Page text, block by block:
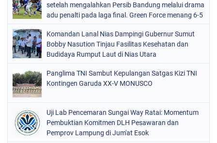
setelah mengalahkan Persib Bandung melalui drama
adu penalti pada laga final. Green Force menang 6-5
menit
Komandan Lanal Nias Dampingi Gubernur Sumut
Bobby Nasution Tinjau Fasilitas Kesehatan dan
Budidaya Rumput Laut di Nias Utara
Panglima TNI Sambut Kepulangan Satgas Kizi TNI
Kontingen Garuda XX-V MONUSCO
Uji Lab Pencemaran Sungai Way Ratai: Momentum
Pembuktian Komitmen DLH Pesawaran dan
Pemprov Lampung di Jum'at Esok